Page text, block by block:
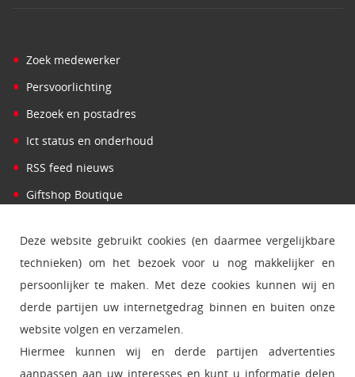
Deze website gebruikt cookies (en daarmee vergelijkbare
technieken) om het bezoek voor u nog makkelijker en
persoonlijker te maken. Met deze cookies kunnen wij en
derde partijen uw internetgedrag binnen en buiten onze
website volgen en verzamelen.
Hiermee kunnen wij en derde partijen advertenties
aanpassen aan uw interesses en kunt u informatie delen
• Zoek medewerker
• Persvoorlichting
• Bezoek en postadres
• Ict status en onderhoud
• RSS feed nieuws
• Giftshop Boutique